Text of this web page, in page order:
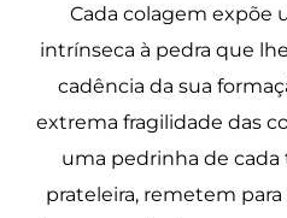
Cada colagem expõe
intrínseca à pedra que
cadência da sua
extrema fragilidade das
uma pedrinha de
prateleira, remetem